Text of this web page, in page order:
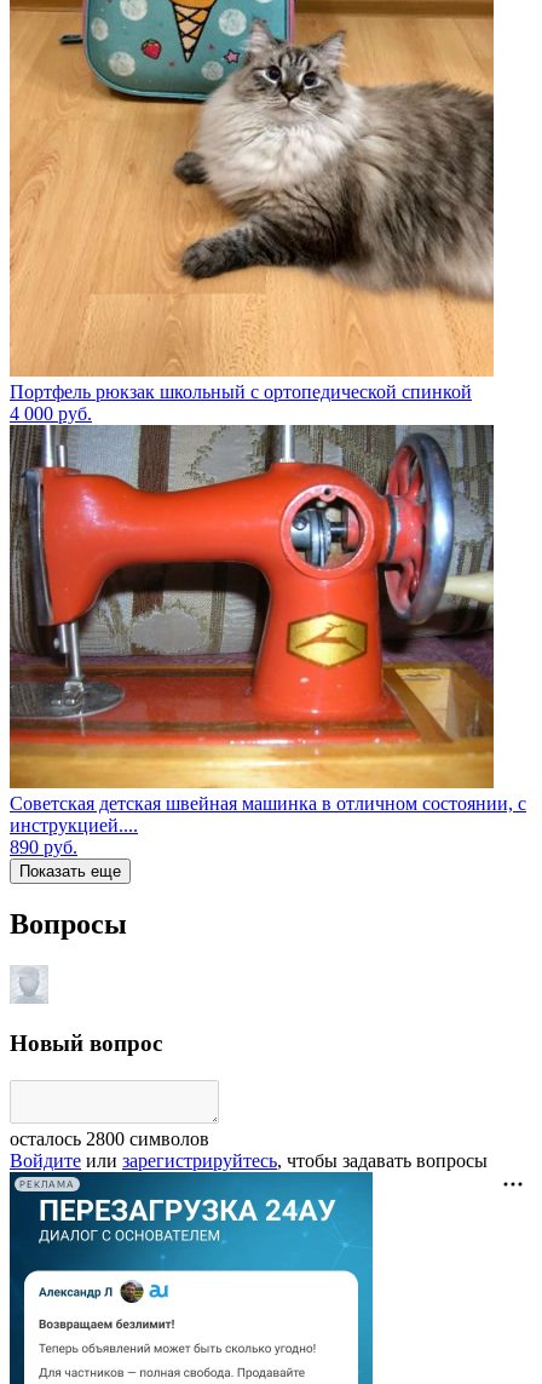
Портфель рюкзак школьный с ортопедической спинкой
4 000 руб.
Советская детская швейная машинка в отличном состоянии, с
инструкцией....
890 руб.
Показать еще
Вопросы
Новый вопрос
осталось 2800 символов
Войдите или зарегистрируйтесь, чтобы задавать вопросы
РЕКЛАМА